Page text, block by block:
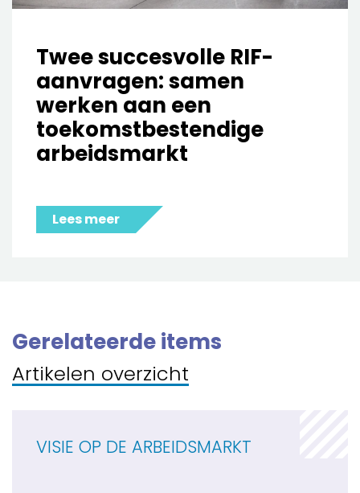
Twee succesvolle RIF-
aanvragen: samen
werken aan een
toekomstbestendige
arbeidsmarkt
Lees meer
Gerelateerde items
Artikelen overzicht
VISIE OP DE ARBEIDSMARKT